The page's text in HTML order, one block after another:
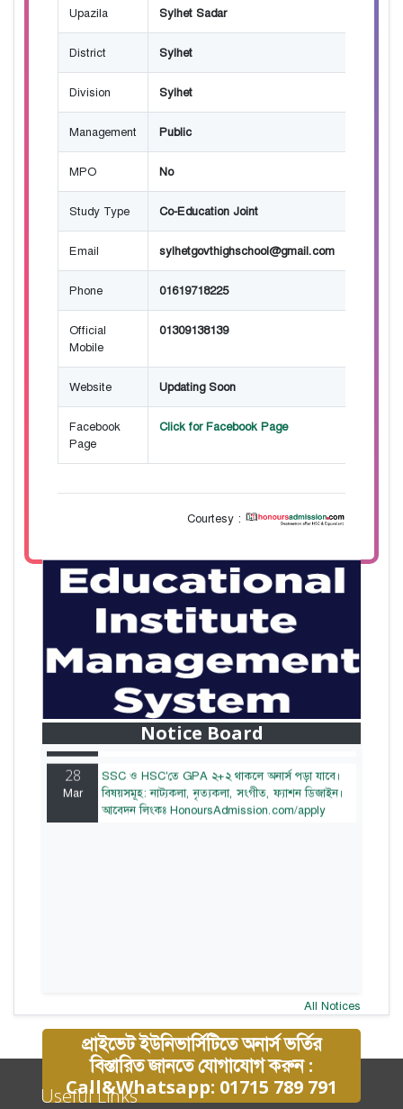
Upazila Sylhet Sadar
District Sylhet
Division Sylhet
Management Public
MPO No
Study Type Co-Education Joint
Email sylhetgovthighschool@gmail.com
Phone 01619718225
Official
Mobile
01309138139
Website Updating Soon
Facebook
Page
Click for Facebook Page
Courtesy :
Notice Board
বাজেটের মধ্যে প্রাইভেট ইউনিভার্সিটিতে অনার্স পড়ার
সুযোগ। ২০টির অধিক বিষয়, ৪ বছরে মোট খরচ ২ লক্ষ
থেকে ৫ লক্ষ টাকা। আবেদন লিংকঃ
HonoursAdmission.com/apply
28
Mar
SSC ও HSC'তে GPA ২+২ থাকলে অনার্স পড়া যাবে।
বিষয়সমূহ: নাট্যকলা, নৃত্যকলা, সংগীত, ফ্যাশন ডিজাইন।
আবেদন লিংকঃ HonoursAdmission.com/apply
All Notices
প্রাইভেট ইউনিভার্সিটিতে অনার্স ভর্তির
বিস্তারিত জানতে যোগাযোগ করুন :
Call&Whatsapp: 01715 789 791
Useful Links